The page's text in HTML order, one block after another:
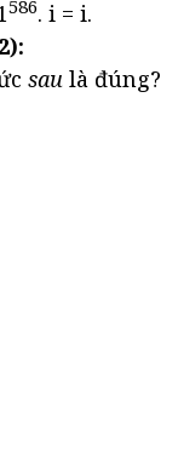
586. i = i.
sau là đúng?